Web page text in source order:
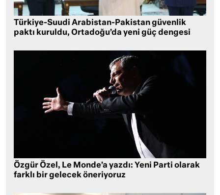
Türkiye-Suudi Arabistan-Pakistan güvenlik
paktı kuruldu, Ortadoğu’da yeni güç dengesi
Özgür Özel, Le Monde’a yazdı: Yeni Parti olarak
farklı bir gelecek öneriyoruz